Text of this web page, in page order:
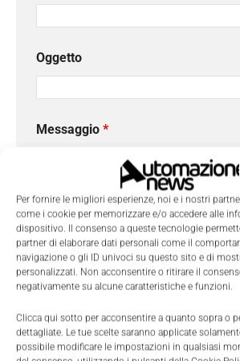
Per fornire le migliori esperienze, noi e i nostri
come i cookie per memorizzare e/o accedere alle
dispositivo. Il consenso a queste tecnologie
partner di elaborare dati personali come il
navigazione o gli ID univoci su questo sito e di
personalizzati. Non acconsentire o ritirare il
negativamente su alcune caratteristiche e funzioni.
Clicca qui sotto per acconsentire a quanto sopra o
dettagliate. Le tue scelte saranno applicate
possibile modificare le impostazioni in qualsiasi
Oggetto
Messaggio *